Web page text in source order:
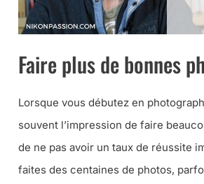
Faire plus de bonnes
Lorsque vous débutez en
souvent l’impression de faire
de ne pas avoir un taux de réussite
faites des centaines de photos,